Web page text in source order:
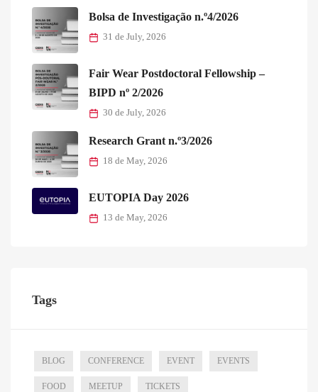
Bolsa de Investigação n.º4/2026
31 de July, 2026
Fair Wear Postdoctoral Fellowship –
BIPD nº 2/2026
30 de July, 2026
Research Grant n.º3/2026
18 de May, 2026
EUTOPIA Day 2026
13 de May, 2026
Tags
BLOG CONFERENCE EVENT EVENTS
FOOD MEETUP TICKETS